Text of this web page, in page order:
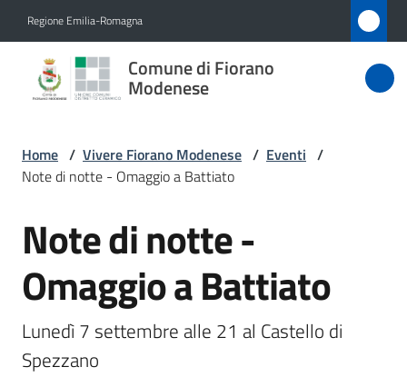
Regione Emilia-Romagna
Comune di Fiorano
Modenese
Comune
di Fiorano
Novità
Servizi
Vivere
Fiorano
Home / Vivere Fiorano Modenese / Eventi /
Note di notte - Omaggio a Battiato
Salta al contenuto
Note di notte -
Omaggio a Battiato
Lunedì 7 settembre alle 21 al Castello di
Spezzano